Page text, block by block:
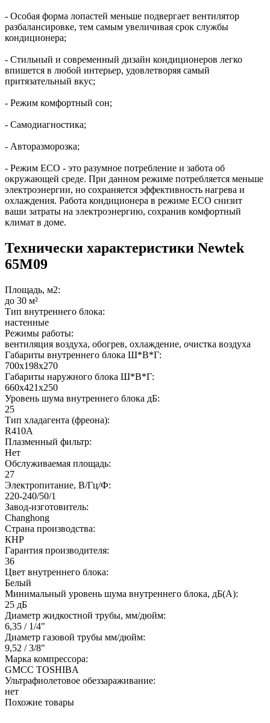
- Особая форма лопастей меньше подвергает вентилятор
разбалансировке, тем самым увеличивая срок службы
кондиционера;
- Стильный и современный дизайн кондиционеров легко
впишется в любой интерьер, удовлетворяя самый
притязательный вкус;
- Режим комфортный сон;
- Самодиагностика;
- Авторазморозка;
- Режим ЕСО - это разумное потребление и забота об
окружающей среде. При данном режиме потребляется меньше
электроэнергии, но сохраняется эффективность нагрева и
охлаждения. Работа кондиционера в режиме ЕСО снизит
ваши затраты на электроэнергию, сохранив комфортный
климат в доме.
Технически характеристики Newtek
65M09
Площадь, м2:
до 30 м²
Тип внутреннего блока:
настенные
Режимы работы:
вентиляция воздуха, обогрев, охлаждение, очистка воздуха
Габариты внутреннего блока Ш*В*Г:
700х198х270
Габариты наружного блока Ш*В*Г:
660х421х250
Уровень шума внутреннего блока дБ:
25
Тип хладагента (фреона):
R410A
Плазменный фильтр:
Нет
Обслуживаемая площадь:
27
Электропитание, В/Гц/Ф:
220-240/50/1
Завод-изготовитель:
Changhong
Страна производства:
КНР
Гарантия производителя:
36
Цвет внутреннего блока:
Белый
Минимальный уровень шума внутреннего блока, дБ(А):
25 дБ
Диаметр жидкостной трубы, мм/дюйм:
6,35 / 1/4"
Диаметр газовой трубы мм/дюйм:
9,52 / 3/8"
Марка компрессора:
GMCC TOSHIBA
Ультрафиолетовое обеззараживание:
нет
Похожие товары